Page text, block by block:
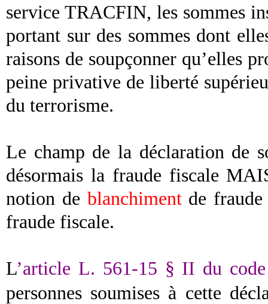
service TRACFIN, les sommes
portant sur des sommes dont
raisons de soupçonner qu’elles
peine privative de liberté
du terrorisme.
Le champ de la déclaration de
désormais la fraude fiscale
notion de blanchimentde fraude
fraude fiscale.
L’article L. 561-15 § II du
personnes soumises à cette